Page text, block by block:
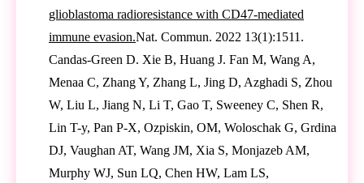
glioblastoma radioresistance with CD47-mediated
immune evasion.Nat. Commun. 2022 13(1):1511.
Candas-Green D. Xie B, Huang J. Fan M, Wang A,
Menaa C, Zhang Y, Zhang L, Jing D, Azghadi S, Zhou
W, Liu L, Jiang N, Li T, Gao T, Sweeney C, Shen R,
Lin T-y, Pan P-X, Ozpiskin, OM, Woloschak G, Grdina
DJ, Vaughan AT, Wang JM, Xia S, Monjazeb AM,
Murphy WJ, Sun LQ, Chen HW, Lam LS,